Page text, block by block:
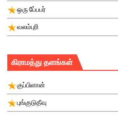
ஒரு பே்பபர்
வலம்புரி
கிராமத்து தளங்கள்
குப்பிளான்
புங்குடுதீவு